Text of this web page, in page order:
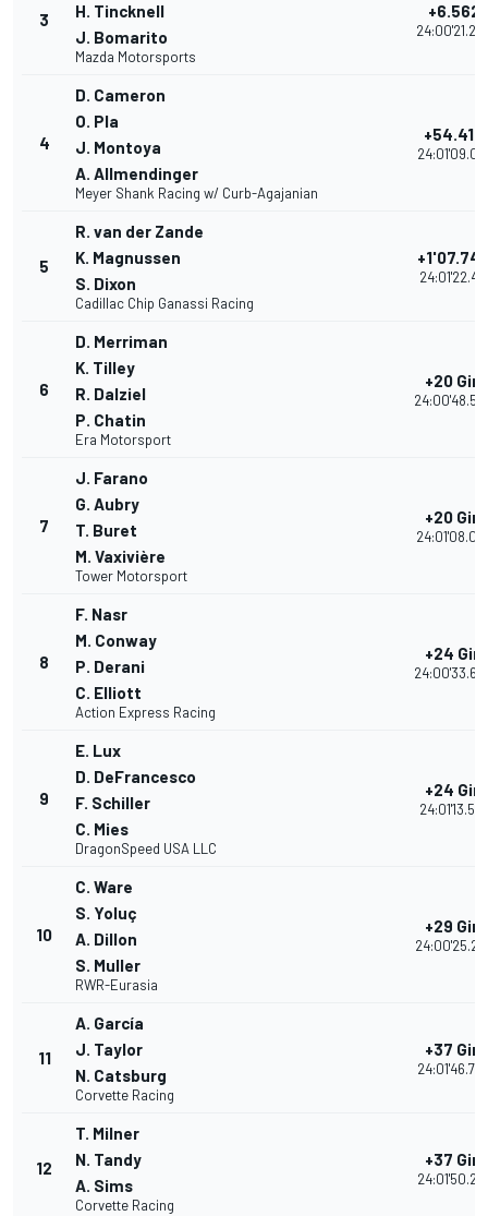
3
H. Tincknell
J. Bomarito
Mazda Motorsports
+6.562
4
D. Cameron
O. Pla
J. Montoya
A. Allmendinger
Meyer Shank Racing w/ Curb-Agajanian
+54.418
5
R. van der Zande
K. Magnussen
S. Dixon
Cadillac Chip Ganassi Racing
24:01'22.417
6
D. Merriman
K. Tilley
R. Dalziel
P. Chatin
Era Motorsport
+20 Giri
7
J. Farano
G. Aubry
T. Buret
M. Vaxivière
Tower Motorsport
+20 Giri
8
F. Nasr
M. Conway
P. Derani
C. Elliott
Action Express Racing
+24 Giri
9
E. Lux
D. DeFrancesco
F. Schiller
C. Mies
DragonSpeed USA LLC
+24 Giri
24:01'13.579
10
C. Ware
S. Yoluç
A. Dillon
S. Muller
RWR-Eurasia
+29 Giri
11
A. García
J. Taylor
N. Catsburg
Corvette Racing
+37 Giri
12
T. Milner
N. Tandy
A. Sims
Corvette Racing
+37 Giri